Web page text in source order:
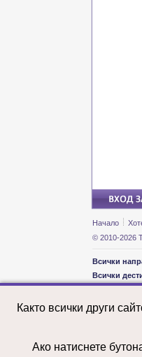
Начало
© 2010-2026
Всички
Всички
Екскурзии и
Екскурзии и
Екскурзии и
Както всички други
Ако натиснете